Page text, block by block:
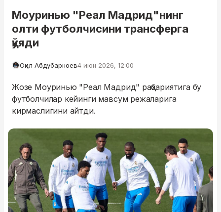
Моуринью "Реал Мадрид"нинг
олти футболчисини трансферга
қўяди
Оқил Абдубарноев4 июн 2026, 12:00
Жозе Моуринью "Реал Мадрид" раҳбариятига бу
футболчилар кейинги мавсум режаларига
кирмаслигини айтди.